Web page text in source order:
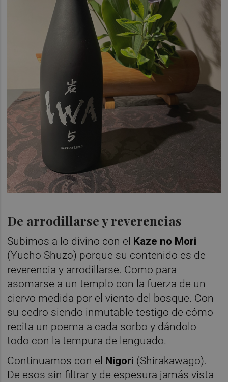
De arrodillarse y reverencias
Subimos a lo divino con el Kaze no Mori
(Yucho Shuzo) porque su contenido es de
reverencia y arrodillarse. Como para
asomarse a un templo con la fuerza de un
ciervo medida por el viento del bosque. Con
su cedro siendo inmutable testigo de cómo
recita un poema a cada sorbo y dándolo
todo con la tempura de lenguado.
Continuamos con el Nigori (Shirakawago).
De esos sin filtrar y de espesura jamás vista